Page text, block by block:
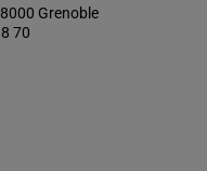
Grenoble
70